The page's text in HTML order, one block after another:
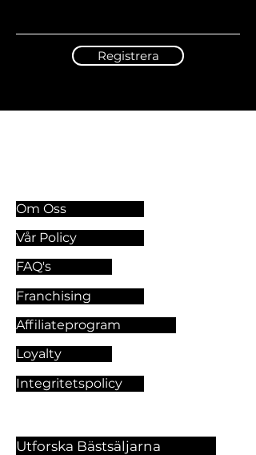
Registrera
Om Oss
Vår Policy
FAQ's
Franchising
Affiliateprogram
Loyalty
Integritetspolicy
Utforska Bästsäljarna